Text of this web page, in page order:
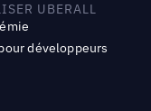
UBERALL
développeurs